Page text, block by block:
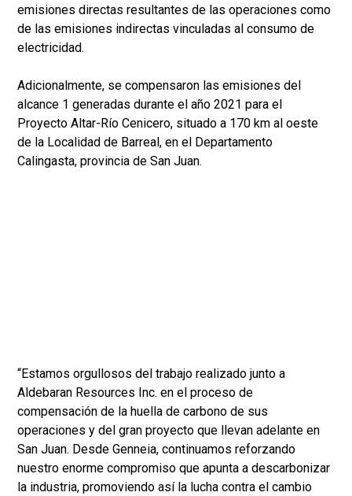
emisiones directas resultantes de las operaciones como
de las emisiones indirectas vinculadas al consumo de
electricidad.
Adicionalmente, se compensaron las emisiones del
alcance 1 generadas durante el año 2021 para el
Proyecto Altar-Río Cenicero, situado a 170 km al oeste
de la Localidad de Barreal, en el Departamento
Calingasta, provincia de San Juan.
“Estamos orgullosos del trabajo realizado junto a
Aldebaran Resources Inc. en el proceso de
compensación de la huella de carbono de sus
operaciones y del gran proyecto que llevan adelante en
San Juan. Desde Genneia, continuamos reforzando
nuestro enorme compromiso que apunta a descarbonizar
la industria, promoviendo así la lucha contra el cambio